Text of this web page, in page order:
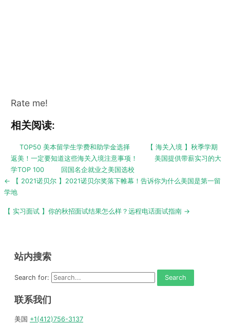
Rate me!
相关阅读:
TOP50 美本留学生学费和助学金选择
【 海关入境 】秋季学期
返美！一定要知道这些海关入境注意事项！
美国提供带薪实习的大
学TOP 100
回国名企就业之美国选校
Post
navigation
← 【 2021诺贝尔 】2021诺贝尔奖落下帷幕！告诉你为什么美国是第一留
学地
【 实习面试 】你的秋招面试结果怎么样？远程电话面试指南 →
站内搜索
Search for:
联系我们
美国 +1(412)756-3137